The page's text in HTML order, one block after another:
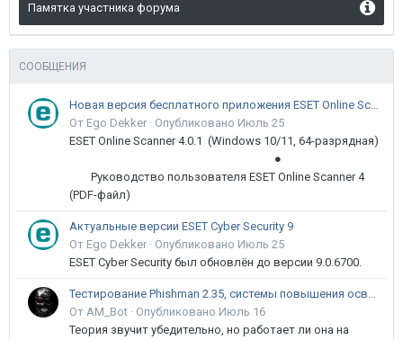
Памятка участника форума
СООБЩЕНИЯ
Новая версия бесплатного приложения ESET Online Scanner доступна пользователям
От Ego Dekker · Опубликовано Июль 25
ESET Online Scanner 4.0.1 (Windows 10/11, 64-разрядная)
●
Руководство пользователя ESET Online Scanner 4
(PDF-файл)
Актуальные версии ESET Cyber Security 9
От Ego Dekker · Опубликовано Июль 25
ESET Cyber Security был обновлён до версии 9.0.6700.
Тестирование Phishman 2.35, системы повышения осведомлённости пользователей в сфере ИБ
От AM_Bot · Опубликовано Июль 16
Теория звучит убедительно, но работает ли она на